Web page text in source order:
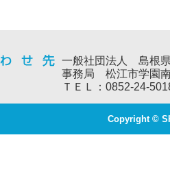
一般社団法人 島根
事務局 松江市学園
ＴＥＬ：0852-24-
Copyright ©